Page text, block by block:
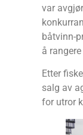
var
båtvinn-
å
Etter
salg av
for utror